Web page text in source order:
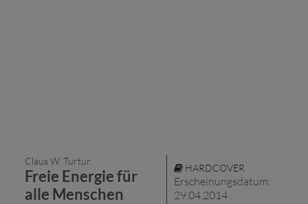
Claus W. Turtur
Freie Energie für
alle Menschen
HARDCOVER
Erscheinungsdatum:
29.04.2014